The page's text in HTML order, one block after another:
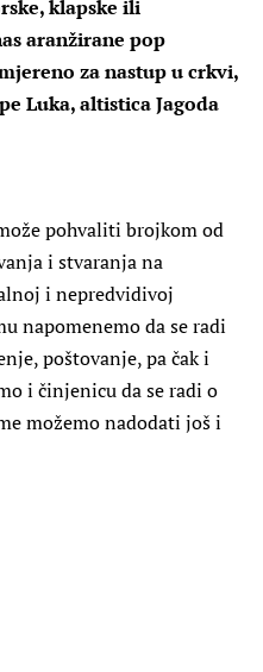
klapske ili
aranžirane pop
za nastup u crkvi,
Luka, altistica Jagoda
pohvaliti brojkom od
i stvaranja na
i nepredvidivoj
napomenemo da se radi
poštovanje, pa čak i
i činjenicu da se radi o
možemo nadodati još i